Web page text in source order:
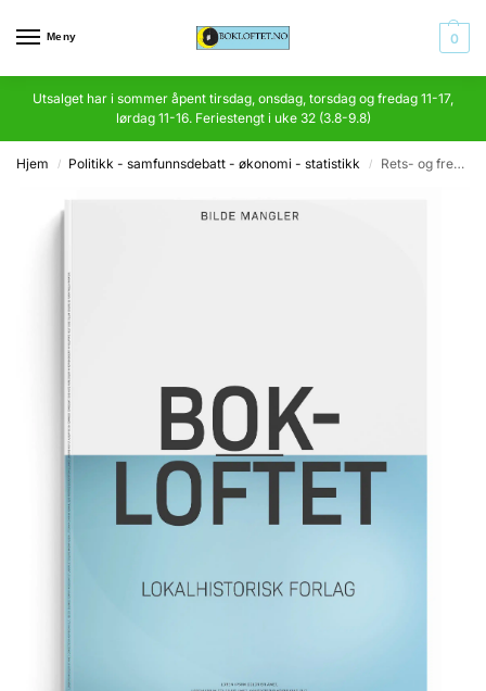
Meny 0
Utsalget har i sommer åpent tirsdag, onsdag, torsdag og fredag 11-17,
lørdag 11-16. Feriestengt i uke 32 (3.8-9.8)
Hjem / Politikk - samfunnsdebatt - økonomi - statistikk / Rets- og fredsproblemer